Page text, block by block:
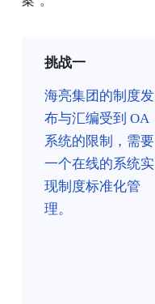
挑战一
海亮集团的制度发
布与汇编受到 OA
系统的限制，需要
一个在线的系统实
现制度标准化管
理。